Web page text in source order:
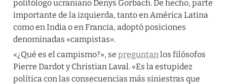
politólogo ucraniano Denys Gorbach. De hecho, parte
importante de la izquierda, tanto en América Latina
como en India o en Francia, adoptó posiciones
denominadas «campistas».
«¿Qué es el campismo?», se preguntan los filósofos
Pierre Dardot y Christian Laval. «Es la estupidez
política con las consecuencias más siniestras que